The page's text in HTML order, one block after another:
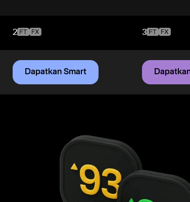
2 3
Dapatkan Smart